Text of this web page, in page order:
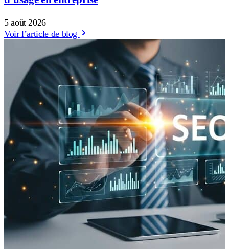
5 août 2026
Voir l’article de blog